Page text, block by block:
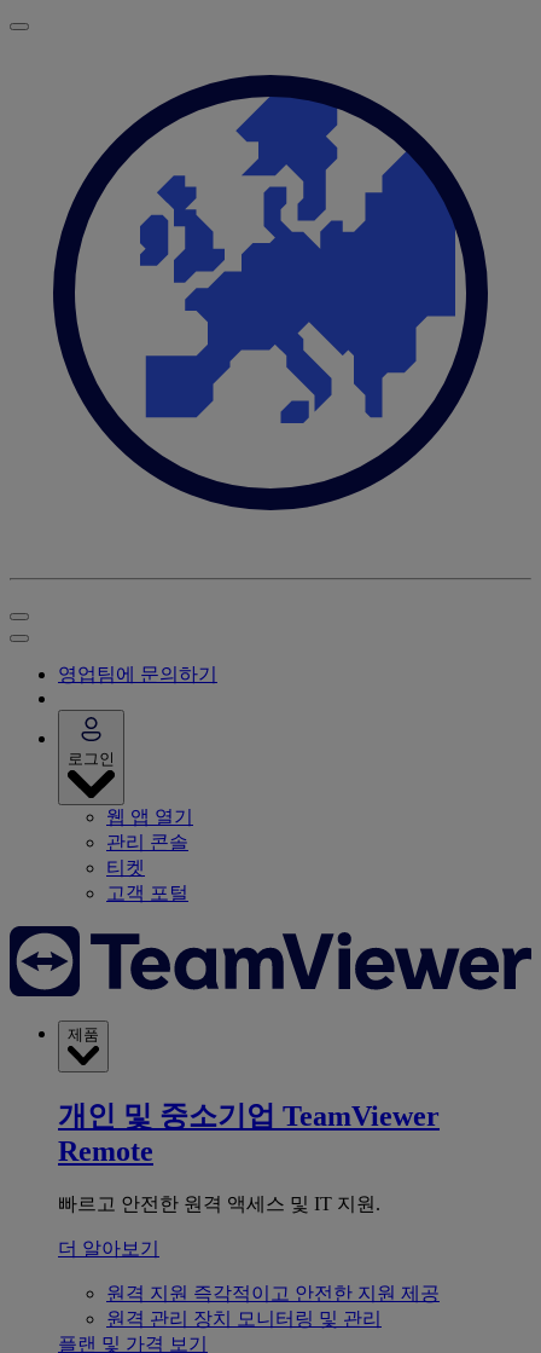
영업팀에 문의하기
로그인
웹 앱 열기
관리 콘솔
티켓
고객 포털
제품
개인 및 중소기업 TeamViewer
Remote
빠르고 안전한 원격 액세스 및 IT 지원.
더 알아보기
원격 지원 즉각적이고 안전한 지원 제공
원격 관리 장치 모니터링 및 관리
플랜 및 가격 보기